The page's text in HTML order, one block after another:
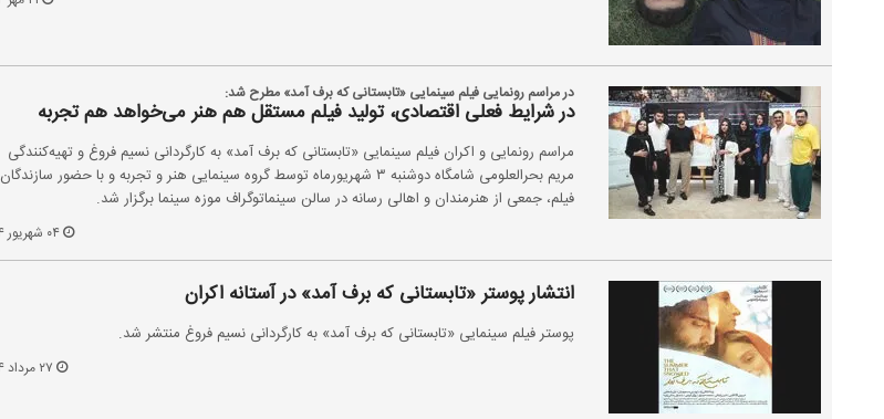
در مراسم رونمایی فیلم سینمایی «تابستانی که برف آمد» مطرح شد:
در شرایط فعلی اقتصادی، تولید فیلم مستقل هم هنر می‌خواهد هم تجربه
مراسم رونمایی و اکران فیلم سینمایی «تابستانی که برف آمد» به کارگردانی نسیم فروغ و تهیه‌کنندگی
مریم بحرالعلومی شامگاه دوشنبه ۳ شهریورماه توسط گروه سینمایی هنر و تجربه و با حضور سازندگان
فیلم، جمعی از هنرمندان و اهالی رسانه در سالن سینماتوگراف موزه سینما برگزار شد.
۰۴ شهریور ۱۴۰۴
انتشار پوستر «تابستانی که برف آمد» در آستانه اکران
پوستر فیلم سینمایی «تابستانی که برف آمد» به کارگردانی نسیم فروغ منتشر شد.